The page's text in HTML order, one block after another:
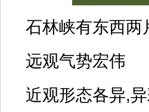
石林峡有东西两
远观气势宏伟
近观形态各异,